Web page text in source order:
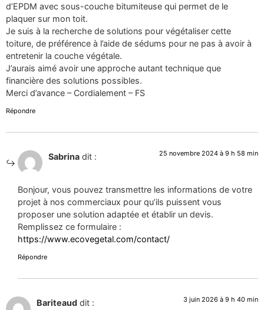
d’EPDM avec sous-couche bitumiteuse qui permet de le
plaquer sur mon toit.
Je suis à la recherche de solutions pour végétaliser cette
toiture, de préférence à l’aide de sédums pour ne pas à avoir à
entretenir la couche végétale.
J’aurais aimé avoir une approche autant technique que
financière des solutions possibles.
Merci d’avance – Cordialement – FS
Répondre
Sabrina dit : 25 novembre 2024 à 9 h 58 min
Bonjour, vous pouvez transmettre les informations de votre
projet à nos commerciaux pour qu’ils puissent vous
proposer une solution adaptée et établir un devis.
Remplissez ce formulaire :
https://www.ecovegetal.com/contact/
Répondre
Bariteaud dit : 3 juin 2026 à 9 h 40 min